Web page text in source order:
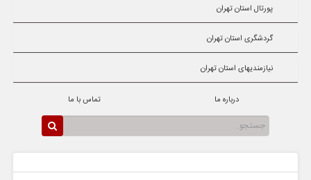
پورتال استان تهران
گردشگری استان تهران
نیازمندیهای استان تهران
درباره ما تماس با ما